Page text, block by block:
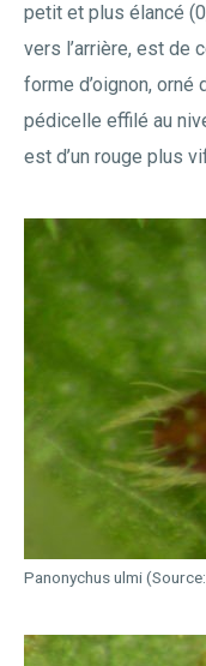
petit et plus élancé
vers l’arrière, est de
forme d’oignon,
pédicelle effilé au
est d’un rouge plus
Panonychus ulmi